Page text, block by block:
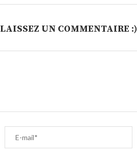
LAISSEZ UN COMMENTAIRE :)